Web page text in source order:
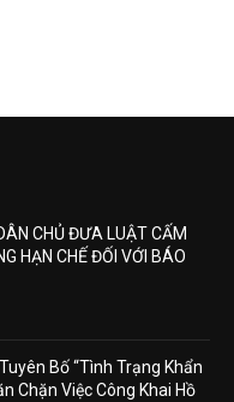
CHỦ ĐƯA LUẬT CẤM
HẠN CHẾ ĐỐI VỚI BÁO
Bố “Tình Trạng Khẩn
Chặn Việc Công Khai Hồ